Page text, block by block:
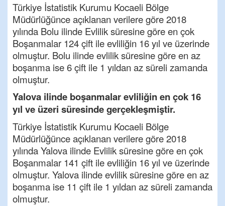
Türkiye İstatistik Kurumu Kocaeli Bölge
Müdürlüğünce açıklanan verilere göre 2018
yılında Bolu ilinde Evlilik süresine göre en çok
Boşanmalar 124 çift ile evliliğin 16 yıl ve üzerinde
olmuştur. Bolu ilinde evlilik süresine göre en az
boşanma ise 6 çift ile 1 yıldan az süreli zamanda
olmuştur.
Yalova ilinde boşanmalar evliliğin en çok 16
yıl ve üzeri süresinde gerçekleşmiştir.
Türkiye İstatistik Kurumu Kocaeli Bölge
Müdürlüğünce açıklanan verilere göre 2018
yılında Yalova ilinde Evlilik süresine göre en çok
Boşanmalar 141 çift ile evliliğin 16 yıl ve üzerinde
olmuştur. Yalova ilinde evlilik süresine göre en az
boşanma ise 11 çift ile 1 yıldan az süreli zamanda
olmuştur.